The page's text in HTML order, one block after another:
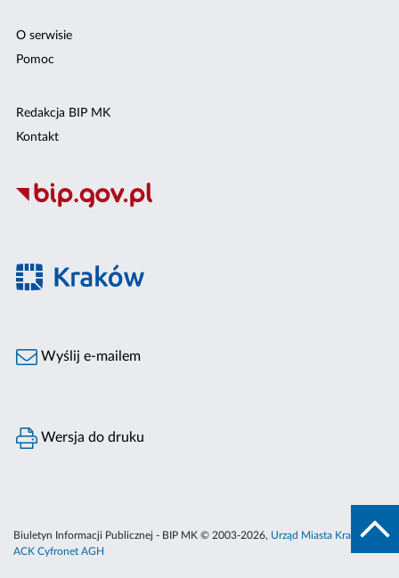
O serwisie
Pomoc
Redakcja BIP MK
Kontakt
Wyślij e-mailem
Wersja do druku
Biuletyn Informacji Publicznej - BIP MK © 2003-2026, Urząd Miasta Krakowa
ACK Cyfronet AGH